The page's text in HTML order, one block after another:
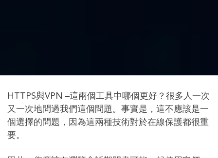
HTTPS與VPN –這兩個工具中哪個更好？很多人一次
又一次地問過我們這個問題。事實是，這不應該是一
個選擇的問題，因為這兩種技術對於在線保護都很重
要。